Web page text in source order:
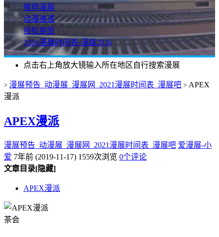
推荐漫展
动漫速递
授权美图
2026漫展时间表-漫展2026
点击右上角放大镜输入所在地区自行搜索漫展
> 漫展预告_动漫展_漫展网_2021漫展时间表_漫展吧 > APEX
漫派
APEX漫派
漫展预告_动漫展_漫展网_2021漫展时间表_漫展吧 爱漫展-小
爱 7年前 (2019-11-17) 1559次浏览 0个评论
文章目录[隐藏]
APEX漫派
茶会